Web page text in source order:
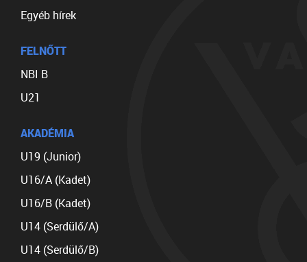
Egyéb hírek
FELNŐTT
NBI B
U21
AKADÉMIA
U19 (Junior)
U16/A (Kadet)
U16/B (Kadet)
U14 (Serdülő/A)
U14 (Serdülő/B)